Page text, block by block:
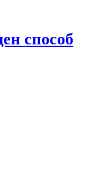
способ